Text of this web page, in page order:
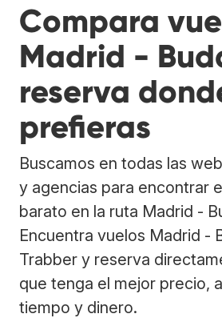
Compara
Madrid -
reserva
prefieras
Buscamos en todas las
y agencias para encontrar
barato en la ruta Madrid -
Encuentra vuelos Madrid -
Trabber y reserva
que tenga el mejor precio,
tiempo y dinero.